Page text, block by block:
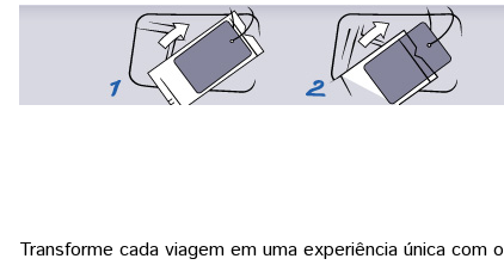
Transforme cada viagem em uma experiência única com o